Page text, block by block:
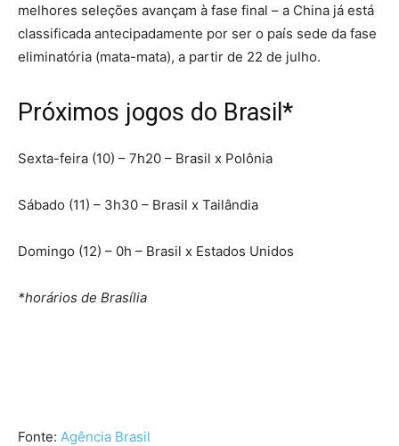
melhores seleções avançam à fase final – a China já está
classificada antecipadamente por ser o país sede da fase
eliminatória (mata-mata), a partir de 22 de julho.
Próximos jogos do Brasil*
Sexta-feira (10) – 7h20 – Brasil x Polônia
Sábado (11) – 3h30 – Brasil x Tailândia
Domingo (12) – 0h – Brasil x Estados Unidos
*horários de Brasília
Fonte: Agência Brasil